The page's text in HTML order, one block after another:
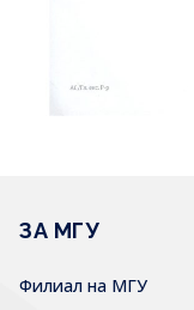
ЗА МГУ
Филиал на МГУ